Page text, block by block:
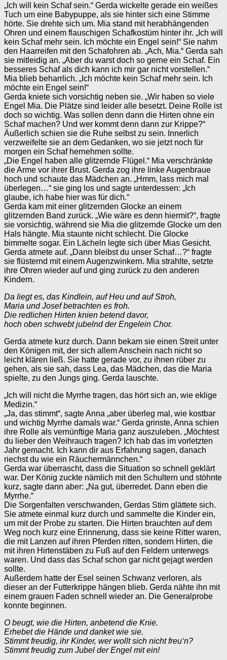
„Ich will kein Schaf sein.“ Gerda wickelte gerade ein weißes
Tuch um eine Babypuppe, als sie hinter sich eine Stimme
hörte. Sie drehte sich um. Mia stand mit herabhängenden
Ohren und einem flauschigen Schafkostüm hinter ihr. „Ich will
kein Schaf mehr sein. Ich möchte ein Engel sein!“ Sie nahm
den Haarreifen mit den Schafohren ab. „Ach, Mia.“ Gerda sah
sie mitleidig an. „Aber du warst doch so gerne ein Schaf. Ein
besseres Schaf als dich kann ich mir gar nicht vorstellen.“
Mia blieb beharrlich. „Ich möchte kein Schaf mehr sein. Ich
möchte ein Engel sein!“
Gerda kniete sich vorsichtig neben sie. „Wir haben so viele
Engel Mia. Die Plätze sind leider alle besetzt. Deine Rolle ist
doch so wichtig. Was sollen denn dann die Hirten ohne ein
Schaf machen? Und wer kommt denn dann zur Krippe?“
Äußerlich schien sie die Ruhe selbst zu sein. Innerlich
verzweifelte sie an dem Gedanken, wo sie jetzt noch für
morgen ein Schaf hernehmen sollte.
„Die Engel haben alle glitzernde Flügel.“ Mia verschränkte
die Arme vor ihrer Brust. Gerda zog ihre linke Augenbraue
hoch und schaute das Mädchen an. „Hmm, lass mich mal
überlegen…“ sie ging los und sagte unterdessen: „Ich
glaube, ich habe hier was für dich.“
Gerda kam mit einer glitzernden Glocke an einem
glitzernden Band zurück. „Wie wäre es denn hiermit?“, fragte
sie vorsichtig, während sie Mia die glitzernde Glocke um den
Hals hängte. Mia staunte nicht schlecht. Die Glocke
bimmelte sogar. Ein Lächeln legte sich über Mias Gesicht.
Gerda atmete auf. „Dann bleibst du unser Schaf…?“ fragte
sie flüsternd mit einem Augenzwinkern. Mia strahlte, setzte
ihre Ohren wieder auf und ging zurück zu den anderen
Kindern.
Da liegt es, das Kindlein, auf Heu und auf Stroh,
Maria und Josef betrachten es froh.
Die redlichen Hirten knien betend davor,
hoch oben schwebt jubelnd der Engelein Chor.
Gerda atmete kurz durch. Dann bekam sie einen Streit unter
den Königen mit, der sich allem Anschein nach nicht so
leicht klären ließ. Sie hatte gerade vor, zu ihnen rüber zu
gehen, als sie sah, dass Lea, das Mädchen, das die Maria
spielte, zu den Jungs ging. Gerda lauschte.
„Ich will nicht die Myrrhe tragen, das hört sich an, wie eklige
Medizin.“
„Ja, das stimmt“, sagte Anna „aber überleg mal, wie kostbar
und wichtig Myrrhe damals war.“ Gerda grinste, Anna schien
ihre Rolle als vernünftige Maria ganz auszuleben. „Möchtest
du lieber den Weihrauch tragen? Ich hab das im vorletzten
Jahr gemacht. Ich kann dir aus Erfahrung sagen, danach
riechst du wie ein Räuchermännchen.“
Gerda war überrascht, dass die Situation so schnell geklärt
war. Der König zuckte nämlich mit den Schultern und stöhnte
kurz, sagte dann aber: „Na gut, überredet. Dann eben die
Myrrhe.“
Die Sorgenfalten verschwanden, Gerdas Stirn glättete sich.
Sie atmete einmal kurz durch und sammelte die Kinder ein,
um mit der Probe zu starten. Die Hirten brauchten auf dem
Weg noch kurz eine Erinnerung, dass sie keine Ritter waren,
die mit Lanzen auf ihren Pferden ritten, sondern Hirten, die
mit ihren Hirtenstäben zu Fuß auf den Feldern unterwegs
waren. Und dass das Schaf schon gar nicht gejagt werden
sollte.
Außerdem hatte der Esel seinen Schwanz verloren, als
dieser an der Futterkrippe hängen blieb. Gerda nähte ihn mit
einem grauen Faden schnell wieder an. Die Generalprobe
konnte beginnen.
O beugt, wie die Hirten, anbetend die Knie.
Erhebet die Hände und danket wie sie.
Stimmt freudig, ihr Kinder, wer wollt sich nicht freu‘n?
Stimmt freudig zum Jubel der Engel mit ein!